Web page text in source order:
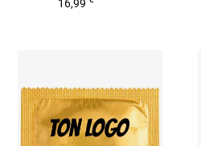
16,99